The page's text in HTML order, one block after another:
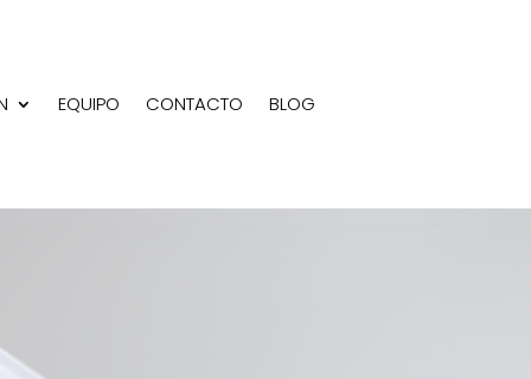
EQUIPO CONTACTO BLOG